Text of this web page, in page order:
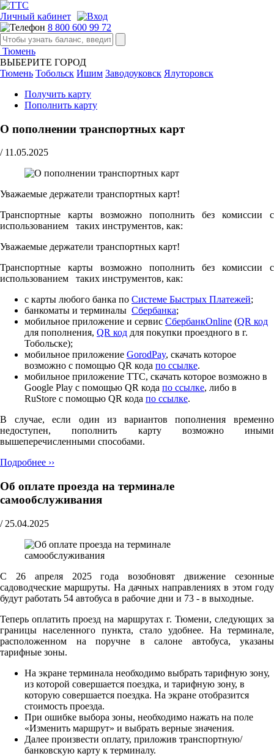
Личный кабинет
8 800 600 99 72
Тюмень
ВЫБЕРИТЕ ГОРОД
Тюмень Тобольск Ишим Заводоуковск Ялуторовск
Получить карту
Пополнить карту
О пополнении транспортных карт
/ 11.05.2025
Уважаемые держатели транспортных карт!
Транспортные карты возможно пополнить без комиссии с
использованием таких инструментов, как:
Уважаемые держатели транспортных карт!
Транспортные карты возможно пополнить без комиссии с
использованием таких инструментов, как:
с карты любого банка по Cистеме Быстрых Платежей;
банкоматы и терминалы Сбербанка;
мобильное приложение и сервис СбербанкOnline (QR код
для пополнения, QR код для покупки проездного в г.
Тобольске);
мобильное приложение GorodPay, скачать которое
возможно с помощью QR кода по ссылке.
мобильное приложение ТТС, скачать которое возможно в
Google Play с помощью QR кода по ссылке, либо в
RuStore с помощью QR кода по ссылке.
В случае, если один из вариантов пополнения временно
недоступен, пополнить карту возможно иными
вышеперечисленными способами.
Подробнее ››
Об оплате проезда на терминале
самообслуживания
/ 25.04.2025
С 26 апреля 2025 года возобновят движение сезонные
садоводческие маршруты. На дачных направлениях в этом году
будут работать 54 автобуса в рабочие дни и 73 - в выходные.
Теперь оплатить проезд на маршрутах г. Тюмени, следующих за
границы населенного пункта, стало удобнее. На терминале,
расположенном на поручне в салоне автобуса, указаны
тарифные зоны.
На экране терминала необходимо выбрать тарифную зону,
из которой совершается поездка, и тарифную зону, в
которую совершается поездка. На экране отобразится
стоимость проезда.
При ошибке выбора зоны, необходимо нажать на поле
«Изменить маршрут» и выбрать верные значения.
Далее произвести оплату, приложив транспортную/
банковскую карту к терминалу.